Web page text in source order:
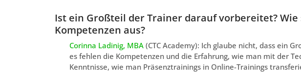
Ist ein Großteil der Trainer darauf vorbereitet?
Kompetenzen aus?
Corinna Ladinig, MBA (CTC Academy): Ich glaube nicht, dass ein
es fehlen die Kompetenzen und die Erfahrung, wie man mit der
Kenntnisse, wie man Präsenztrainings in Online-Trainings